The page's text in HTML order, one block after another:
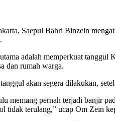
Saepul Bahri Binzein
adalah memperkuat
dan rumah warga.
akan segera dilakukan,
memang pernah terjadi banjir
tidak terulang,” ucap Om Zein